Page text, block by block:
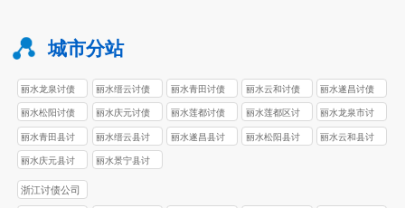
城市分站
丽水龙泉讨债
公司
丽水缙云讨债
公司
丽水青田讨债
公司
丽水云和讨债
公司
丽水遂昌讨债
公司
丽水松阳讨债
公司
丽水庆元讨债
公司
丽水莲都讨债
公司
丽水莲都区讨
债公司
丽水龙泉市讨
债公司
丽水青田县讨
债公司
丽水缙云县讨
债公司
丽水遂昌县讨
丽水松阳县讨
丽水云和县讨
丽水庆元县讨
债公司
丽水景宁县讨
浙江讨债公司